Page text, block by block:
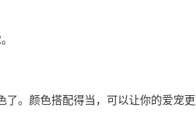
。颜色搭配得当，可以让你的爱宠更